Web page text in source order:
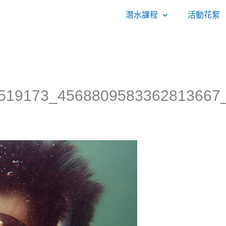
潛水課程 活動花絮